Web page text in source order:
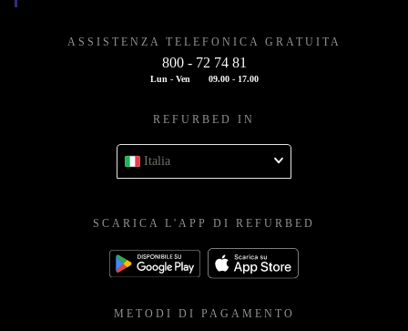
ASSISTENZA TELEFONICA GRATUITA
800 - 72 74 81
Lun - Ven 09.00 - 17.00
REFURBED IN
Italia
SCARICA L'APP DI REFURBED
METODI DI PAGAMENTO